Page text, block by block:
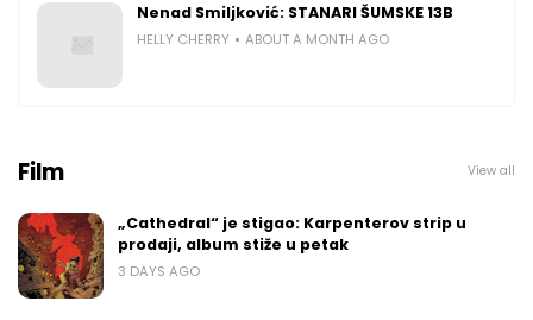
Nenad Smiljković: STANARI ŠUMSKE 13B
HELLY CHERRY ABOUT A MONTH AGO
Film View all
„Cathedral“ je stigao: Karpenterov strip u
prodaji, album stiže u petak
3 DAYS AGO